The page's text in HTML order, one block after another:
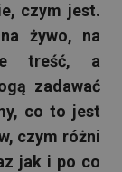
czym jest.
żywo, na
treść, a
zadawać
co to jest
czym różni
jak i po co